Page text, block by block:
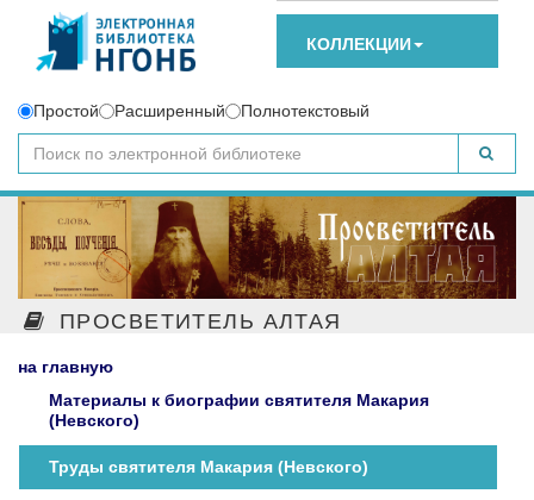
КОЛЛЕКЦИИ
Простой Расширенный Полнотекстовый
ПРОСВЕТИТЕЛЬ АЛТАЯ
на главную
Материалы к биографии святителя Макария
(Невского)
Труды святителя Макария (Невского)